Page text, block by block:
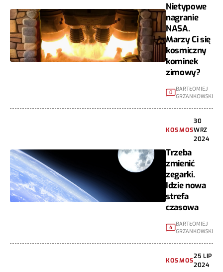
Nietypowe
nagranie
NASA.
Marzy Ci się
kosmiczny
kominek
zimowy?
0
BARTŁOMIEJ
GRZANKOWSKI
KOSMOS
30
WRZ
2024
Trzeba
zmienić
zegarki.
Idzie nowa
strefa
czasowa
4
BARTŁOMIEJ
GRZANKOWSKI
KOSMOS
25 LIP
2024